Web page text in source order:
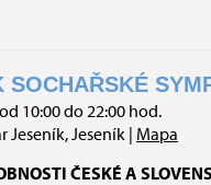
SOCHAŘSKÉ
10:00 do 22:00 hod.
Jeseník | Mapa
ČESKÉ A